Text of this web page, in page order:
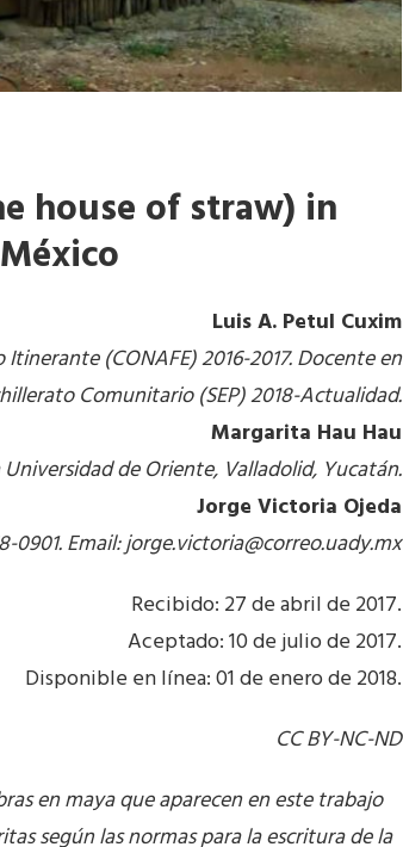
house of straw) in
Luis A. Petul Cuxim
(CONAFE) 2016-2017. Docente en
Comunitario (SEP) 2018-Actualidad.
Margarita Hau Hau
de Oriente, Valladolid, Yucatán.
Jorge Victoria Ojeda
0901. Email:jorge.victoria@correo.uady.mx
Recibido: 27 de abril de 2017.
Aceptado: 10 de julio de 2017.
Disponible en línea: 01 de enero de 2018.
CC BY-NC-ND
en maya que aparecen en este trabajo
según las normas para la escritura de la